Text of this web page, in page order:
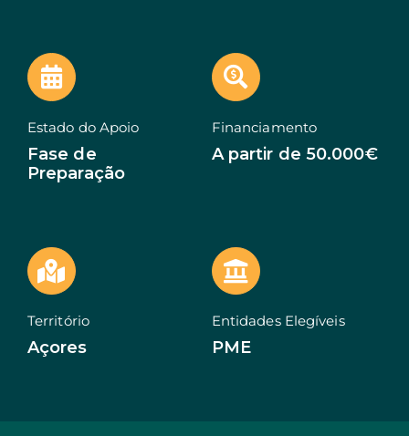
ABRIR UM NEGÓCIO
ECOSSISTEMA
CONTACTOS
Estado do Apoio
Fase de
Preparação
Financiamento
A partir de 50.000€
Território
Açores
Entidades Elegíveis
PME